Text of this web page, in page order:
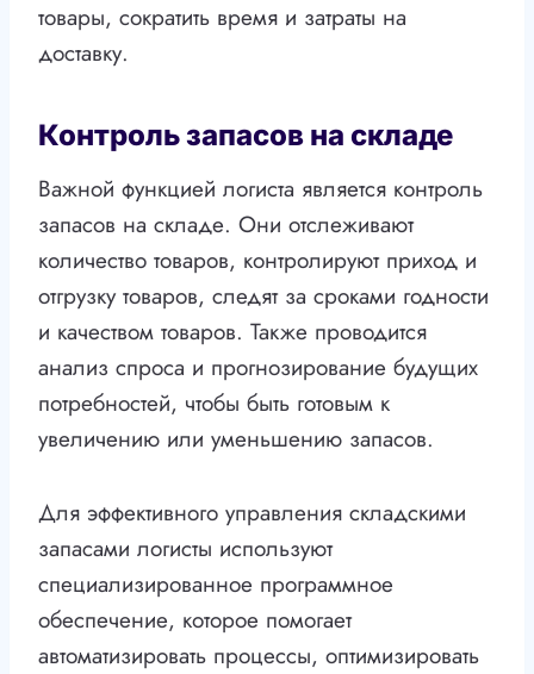
товары, сократить время и затраты на
доставку.
Контроль запасов на складе
Важной функцией логиста является контроль
запасов на складе. Они отслеживают
количество товаров, контролируют приход и
отгрузку товаров, следят за сроками годности
и качеством товаров. Также проводится
анализ спроса и прогнозирование будущих
потребностей, чтобы быть готовым к
увеличению или уменьшению запасов.
Для эффективного управления складскими
запасами логисты используют
специализированное программное
обеспечение, которое помогает
автоматизировать процессы, оптимизировать